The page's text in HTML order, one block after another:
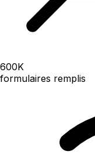
600K
formulaires remplis